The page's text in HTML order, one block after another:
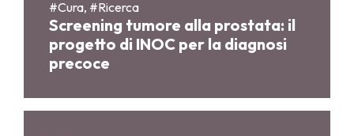
#Cura, #Ricerca
Screening tumore alla prostata: il
progetto di INOC per la diagnosi
precoce